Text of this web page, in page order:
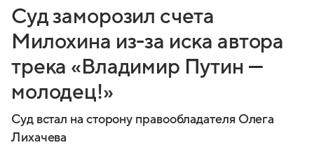
Суд заморозил счета
Милохина из-за иска автора
трека «Владимир Путин —
молодец!»
Суд встал на сторону правообладателя Олега
Лихачева